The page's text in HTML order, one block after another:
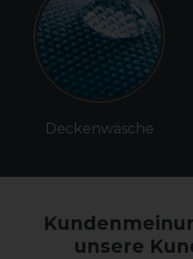
Deckenwäsche
unsere